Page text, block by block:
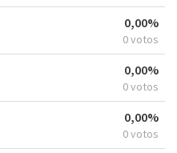
0,00%
0 votos
0,00%
0 votos
0,00%
0 votos